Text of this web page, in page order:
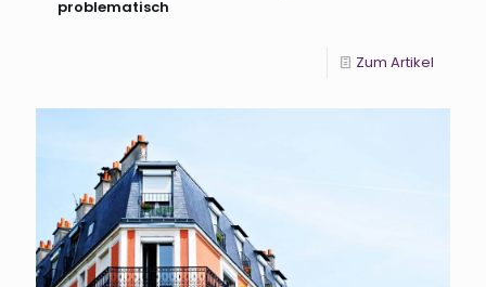
problematisch
Zum Artikel